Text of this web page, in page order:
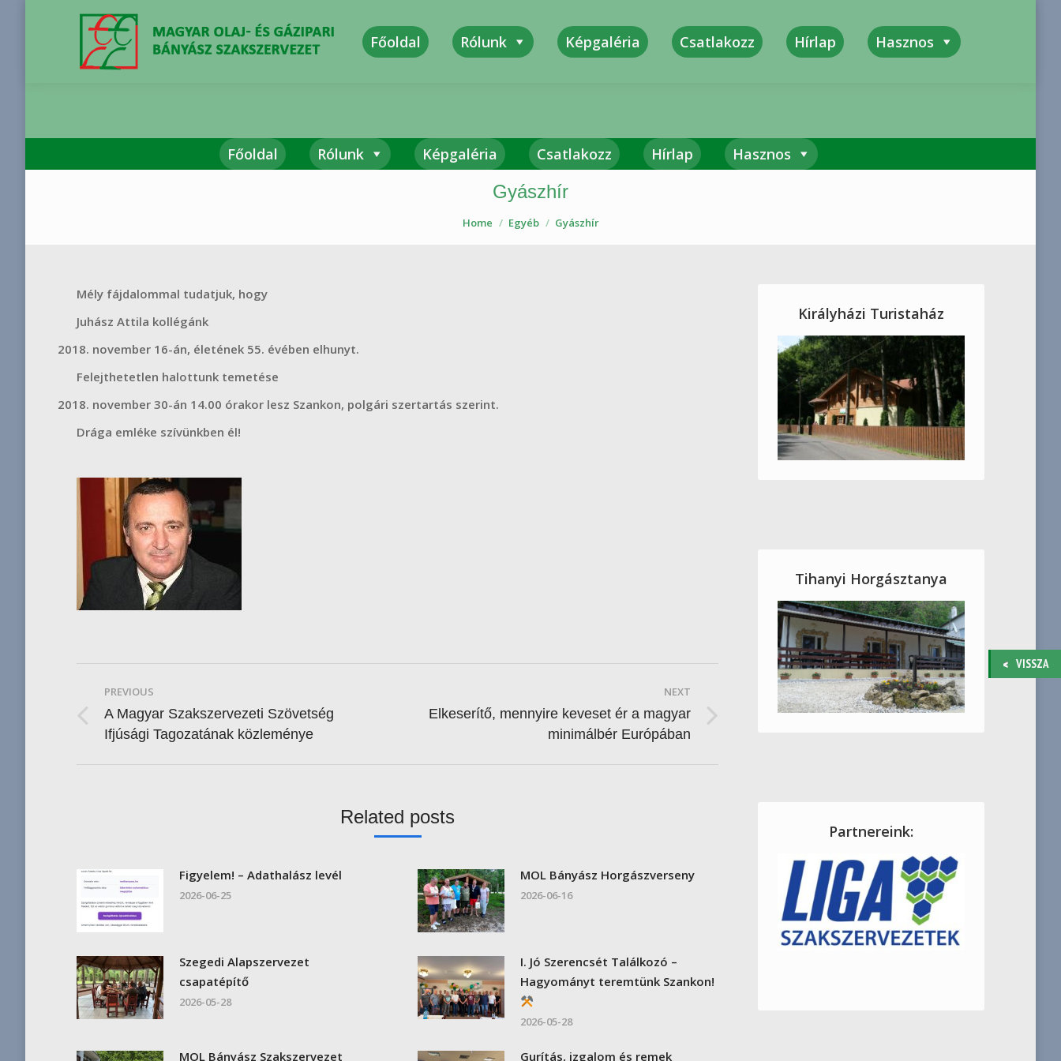
Főoldal Rólunk Képgaléria Csatlakozz Hírlap Hasznos
Gyászhír
Home Egyéb Gyászhír
Mély fájdalommal tudatjuk, hogy
Juhász Attila kollégánk
november 16-án, életének 55. évében elhunyt.
Felejthetetlen halottunk temetése
november 30-án 14.00 órakor lesz Szankon, polgári szertartás szerint.
Drága emléke szívünkben él!
Post
navigation
PREVIOUS
Previous
post:
A Magyar Szakszervezeti Szövetség
Ifjúsági Tagozatának közleménye
NEXT
Next
Elkeserítő, mennyire keveset ér a magyar
minimálbér Európában
Related posts
Figyelem! – Adathalász levél
2026-06-25
MOL Bányász Horgászverseny
2026-06-16
Szegedi Alapszervezet
csapatépítő
2026-05-28
I. Jó Szerencsét Találkozó –
Hagyományt teremtünk Szankon!
2026-05-28
MOL Bányász Szakszervezet Gurítás, izgalom és remek
Királyházi Turistaház
Tihanyi Horgásztanya
Partnereink:
VISSZA
Főoldal Rólunk Képgaléria Csatlakozz Hírlap Hasznos